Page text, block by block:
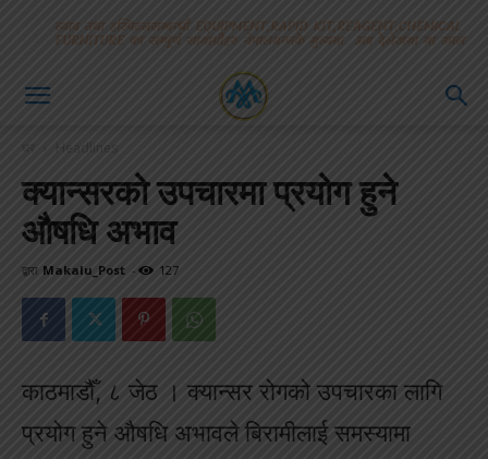
घर Headlines
क्यान्सरको उपचारमा प्रयोग हुने
औषधि अभाव
द्वारा Makalu_Post - 127
काठमाडौँ, ८ जेठ । क्यान्सर रोगको उपचारका लागि
प्रयोग हुने औषधि अभावले बिरामीलाई समस्यामा